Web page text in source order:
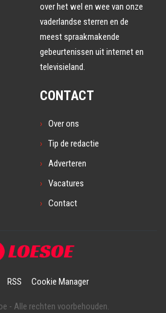
over het wel en wee van onze
vaderlandse sterren en de
meest spraakmakende
gebeurtenissen uit internet en
televisieland.
CONTACT
Over ons
Tip de redactie
Adverteren
Vacatures
Contact
RSS Cookie Manager
- Alle rechten voorbehouden.